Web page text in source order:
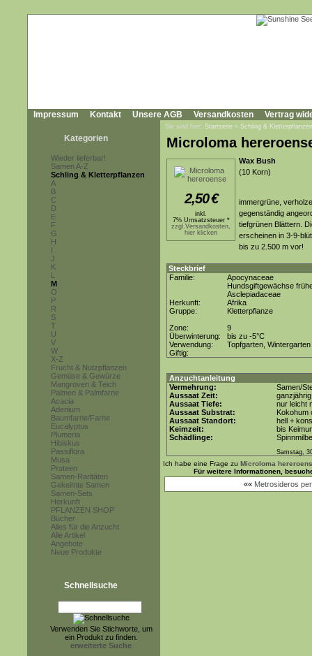
Impressum Kontakt Unsere AGB Versandkosten Vertrag
Kategorien
Wieder lieferbar!
Samen A-Z
Schling & Kletterpflanzen
A
B
C
D
E
F
G
H
I
J
K
L
M
O
P
R
S
T
U
V
W
X-Z
Frucht & Nutzpflanzen
Gemüse & Gewürze
Mangroven & Teich
Palmen & Palmfarne
Acacia
Adenium
Baumfarne/Farne
Eucalyptus
Plumeria
Hibiskus
Passiflora
Musa
Proteen
Samen-Raritäten
Gekeimte Samen
Samen-Sets
Herkunft
PFLANZEN SHOP
Bücher
Alles für die Anzucht
Alle Artikel
Angebote
Neue Produkte
Schnellsuche
Verwenden Sie Stichworte, um
ein Produkt zu finden.
erweiterte Suche
Sie sind hier: Startseite » Schling & Kletterpflanzen
Microloma
2,50€
inkl.
7% Umsatzsteuer *
zzgl.Versandkosten,
hier klicken
Wax Bush
(10 Korn)
immergrüne,
gegenständig
tiefgrünen Blättern.
erscheinen in 3-9-
bis zu 2.500 m vor!
Steckbrief
Familie:
Apocynaceae
Hundsgiftgewächse
Asclepiadaceae
Herkunft:
Afrika
Gruppe:
Kletterpflanze
Zone:
9
Überwinterung:
bis zu -5°C
Verwendung:
Topfgarten, Wintergarten
Giftig:
Anzuchtanleitung
Vermehrung:
Samen/
Aussaat Zeit:
ganzjährig
Aussaat Tiefe:
nur leicht
Aussaat Substrat:
Kokohum
Aussaat Standort:
hell +
Keimzeit:
bis
Schädlinge:
Samstag,
Ich habe eine Frage zu Microloma
Für weitere Informationen,
«« Metrosideros